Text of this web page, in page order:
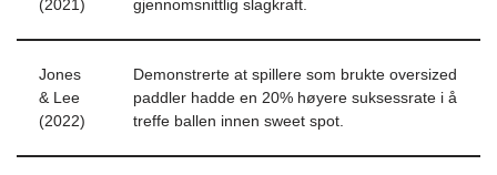
(2021)
gjennomsnittlig slagkraft.
Jones
& Lee
(2022)
Demonstrerte at spillere som brukte oversized
paddler hadde en 20% høyere suksessrate i å
treffe ballen innen sweet spot.